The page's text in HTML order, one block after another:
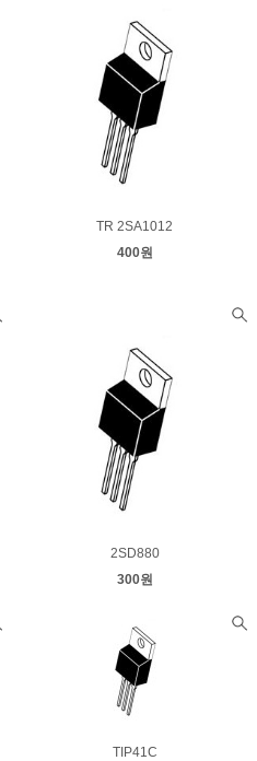
TR 2SA1012
400원
2SD880
300원
TIP41C